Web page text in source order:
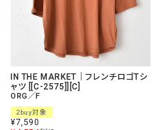
IN THE MARKET｜フレンチロゴTシ
ャツ [[C-2575]][C]
ORG／F
2buy対象
¥7,590